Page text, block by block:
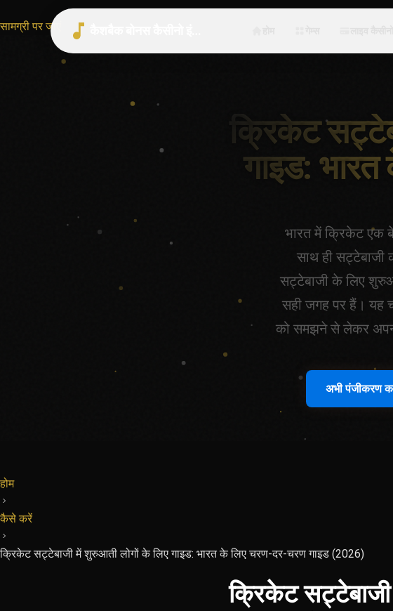
सामग्री पर जाएं
क्रिकेट
गाइड:
भारत में क्रिकेट एक
साथ ही सट्टेबाजी
सट्टेबाजी के लिए
सही जगह पर हैं। यह
को समझने से लेकर
अभी पंजीकरण
होम
कैसे करें
क्रिकेट सट्टेबाजी में शुरुआती लोगों के लिए गाइड: भारत के लिए चरण-दर-चरण गाइड (2026)
क्रिकेट